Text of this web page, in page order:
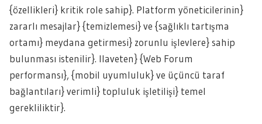
{özellikleri} kritik role sahip}. Platform yöneticilerinin}
zararlı mesajlar} {temizlemesi} ve {sağlıklı tartışma
ortamı} meydana getirmesi} zorunlu işlevlere} sahip
bulunması istenilir}. Ilaveten} {Web Forum
performansı}, {mobil uyumluluk} ve üçüncü taraf
bağlantıları} verimli} topluluk işletilişi} temel
gerekliliktir}.